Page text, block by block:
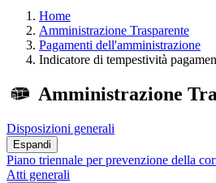
Home
Amministrazione Trasparente
Pagamenti dell'amministrazione
Indicatore di tempestività
Amministrazione
Disposizioni generali
Espandi
Piano triennale per prevenzione della
Atti generali